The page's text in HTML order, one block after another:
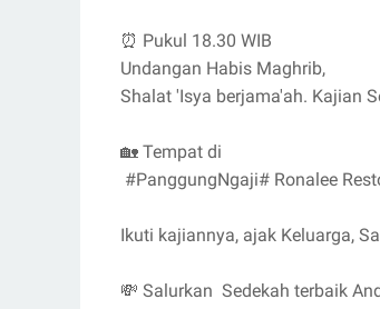
⏰ Pukul 18.30 WIB
Undangan Habis Maghrib,
Shalat 'Isya berjama'ah. Kajian
🏡 Tempat di
#PanggungNgaji# Ronalee
Ikuti kajiannya, ajak Keluarga,
💸 Salurkan Sedekah terbaik